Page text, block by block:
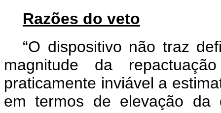
Razões do veto
“O dispositivo não traz
magnitude da
praticamente inviável a
em termos de elevação da